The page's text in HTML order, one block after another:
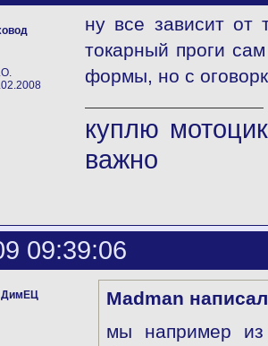
ну все зависит от
токарный проги
формы, но с
куплю
важно
09:39:06
ДимЕЦ
Madman
мы например из